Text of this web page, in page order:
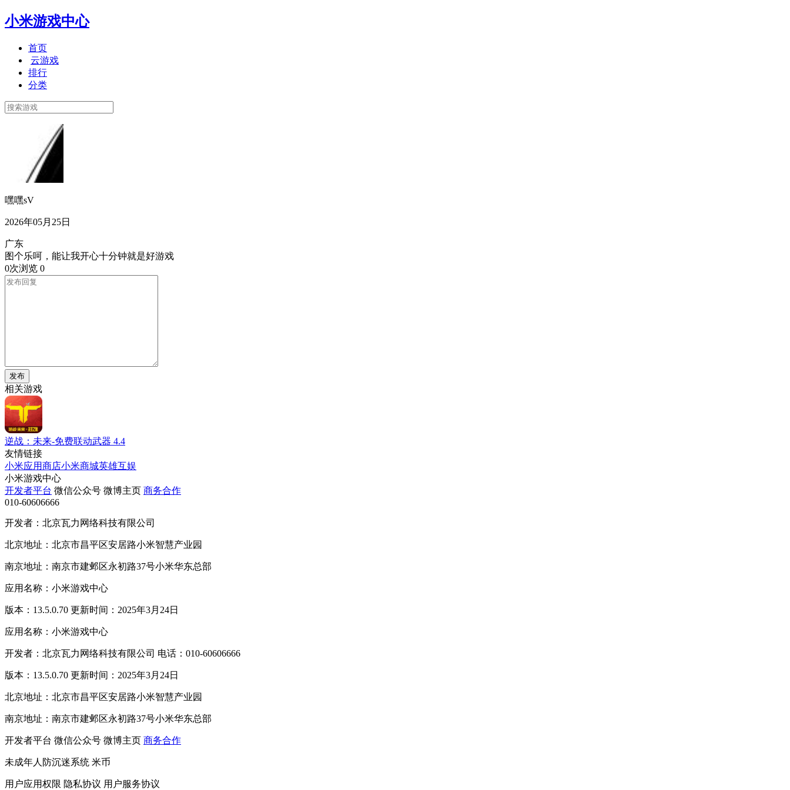
小米游戏中心
首页
云游戏
排行
分类
嘿嘿sV
2026年05月25日
广东
图个乐呵，能让我开心十分钟就是好游戏
0次浏览 0
发布
相关游戏
逆战：未来-免费联动武器 4.4
友情链接
小米应用商店小米商城英雄互娱
小米游戏中心
开发者平台 微信公众号 微博主页 商务合作
010-60606666
开发者：北京瓦力网络科技有限公司
北京地址：北京市昌平区安居路小米智慧产业园
南京地址：南京市建邺区永初路37号小米华东总部
应用名称：小米游戏中心
版本：13.5.0.70 更新时间：2025年3月24日
应用名称：小米游戏中心
开发者：北京瓦力网络科技有限公司 电话：010-60606666
版本：13.5.0.70 更新时间：2025年3月24日
北京地址：北京市昌平区安居路小米智慧产业园
南京地址：南京市建邺区永初路37号小米华东总部
开发者平台 微信公众号 微博主页 商务合作
未成年人防沉迷系统 米币
用户应用权限 隐私协议 用户服务协议